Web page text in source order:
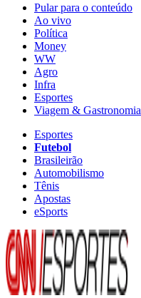
Pular para o conteúdo
Ao vivo
Política
Money
WW
Agro
Infra
Esportes
Viagem & Gastronomia
Esportes
Futebol
Brasileirão
Automobilismo
Tênis
Apostas
eSports